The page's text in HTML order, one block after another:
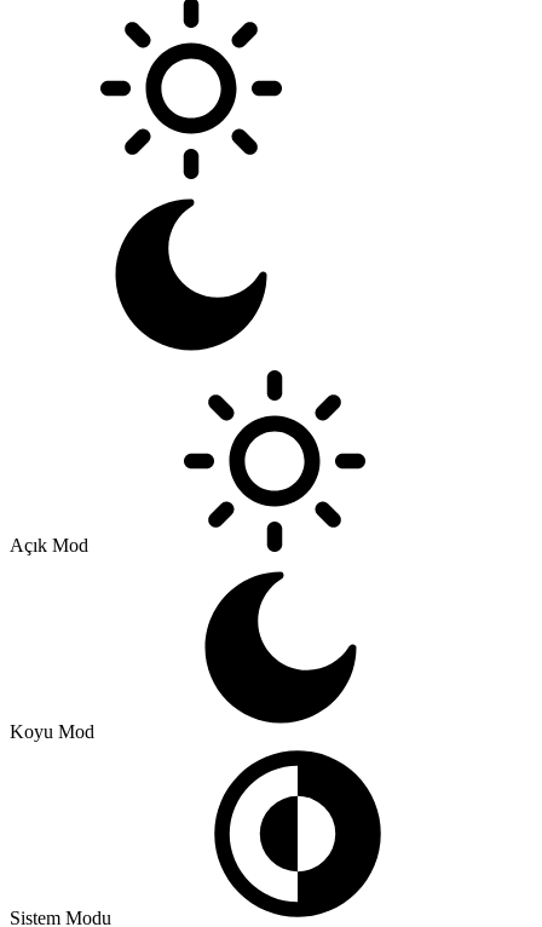
Açık Mod
Koyu Mod
Sistem Modu